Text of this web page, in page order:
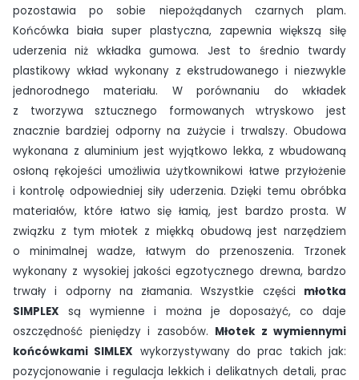
pozostawia po sobie niepożądanych czarnych plam.
Końcówka biała super plastyczna, zapewnia większą siłę
uderzenia niż wkładka gumowa. Jest to średnio twardy
plastikowy wkład wykonany z ekstrudowanego i niezwykle
jednorodnego materiału. W porównaniu do wkładek
z tworzywa sztucznego formowanych wtryskowo jest
znacznie bardziej odporny na zużycie i trwalszy. Obudowa
wykonana z aluminium jest wyjątkowo lekka, z wbudowaną
osłoną rękojeści umożliwia użytkownikowi łatwe przyłożenie
i kontrolę odpowiedniej siły uderzenia. Dzięki temu obróbka
materiałów, które łatwo się łamią, jest bardzo prosta. W
związku z tym młotek z miękką obudową jest narzędziem
o minimalnej wadze, łatwym do przenoszenia. Trzonek
wykonany z wysokiej jakości egzotycznego drewna, bardzo
trwały i odporny na złamania. Wszystkie części młotka
SIMPLEX są wymienne i można je doposażyć, co daje
oszczędność pieniędzy i zasobów. Młotek z wymiennymi
końcówkami SIMLEX wykorzystywany do prac takich jak:
pozycjonowanie i regulacja lekkich i delikatnych detali, prac